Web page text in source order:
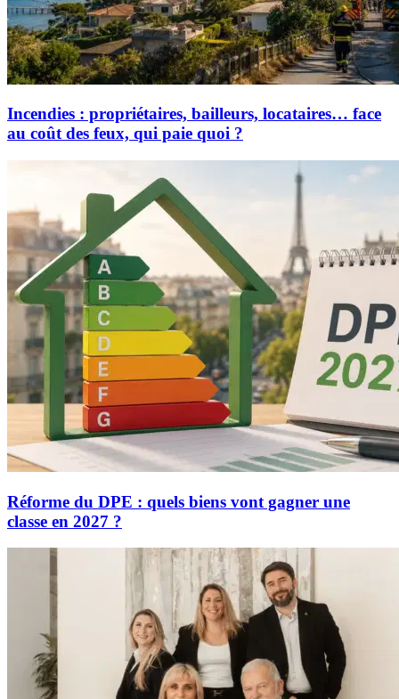
Incendies : propriétaires, bailleurs, locataires… face
au coût des feux, qui paie quoi ?
Réforme du DPE : quels biens vont gagner une
classe en 2027 ?